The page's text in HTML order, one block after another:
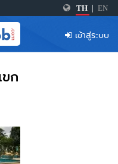
TH EN
เข้าสู่ระบบ
ก